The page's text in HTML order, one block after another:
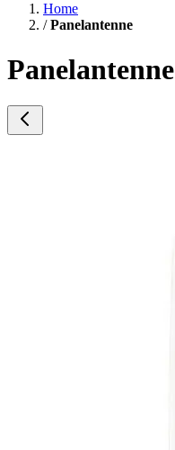
Home
/Panelantenne
Panelantenne